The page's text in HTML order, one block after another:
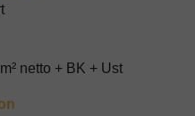
netto + BK + Ust